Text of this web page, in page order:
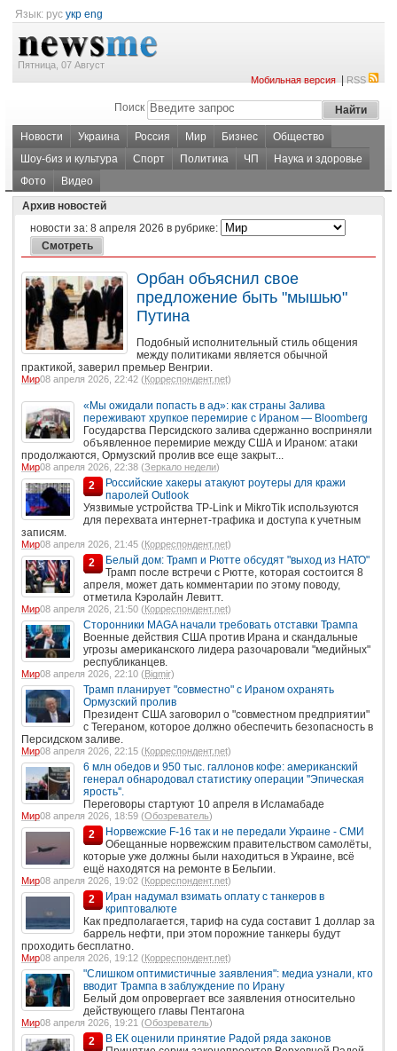
Язык: рус укр eng
Пятница, 07 Август
Мобильная версия|RSS
Поиск
Новости Украина Россия Мир Бизнес
Общество
Шоу-биз и культура
Спорт Политика ЧП
Наука и здоровье
Фото
Видео
Архив новостей
новости за: 8 апреля 2026 в рубрике:
Орбан объяснил свое
предложение быть "мышью"
Путина
Подобный исполнительный стиль общения
между политиками является обычной
практикой, заверил премьер Венгрии.
Мир08 апреля 2026, 22:42 (Корреспондент.net)
«Мы ожидали попасть в ад»: как страны Залива
переживают хрупкое перемирие с Ираном — Bloomberg
Государства Персидского залива сдержанно восприняли
объявленное перемирие между США и Ираном: атаки
продолжаются, Ормузский пролив все еще закрыт...
Мир08 апреля 2026, 22:38 (Зеркало недели)
2
Российские хакеры атакуют роутеры для кражи
паролей Outlook
Уязвимые устройства TP-Link и MikroTik используются
для перехвата интернет-трафика и доступа к учетным
записям.
Мир08 апреля 2026, 21:45 (Корреспондент.net)
2
Белый дом: Трамп и Рютте обсудят "выход из НАТО"
Трамп после встречи с Рютте, которая состоится 8
апреля, может дать комментарии по этому поводу,
отметила Кэролайн Левитт.
Мир08 апреля 2026, 21:50 (Корреспондент.net)
Сторонники MAGA начали требовать отставки Трампа
Военные действия США против Ирана и скандальные
угрозы американского лидера разочаровали "медийных"
республиканцев.
Мир08 апреля 2026, 22:10 (Bigmir)
Трамп планирует "совместно" с Ираном охранять
Ормузский пролив
Президент США заговорил о "совместном предприятии"
с Тегераном, которое должно обеспечить безопасность в
Персидском заливе.
Мир08 апреля 2026, 22:15 (Корреспондент.net)
6 млн обедов и 950 тыс. галлонов кофе: американский
генерал обнародовал статистику операции ''Эпическая
ярость''.
Переговоры стартуют 10 апреля в Исламабаде
Мир08 апреля 2026, 18:59 (Обозреватель)
2
Норвежские F-16 так и не передали Украине - СМИ
Обещанные норвежским правительством самолёты,
которые уже должны были находиться в Украине, всё
ещё находятся на ремонте в Бельгии.
Мир08 апреля 2026, 19:02 (Корреспондент.net)
2
Иран надумал взимать оплату с танкеров в
криптовалюте
Как предполагается, тариф на суда составит 1 доллар за
баррель нефти, при этом порожние танкеры будут
проходить бесплатно.
Мир08 апреля 2026, 19:12 (Корреспондент.net)
"Слишком оптимистичные заявления": медиа узнали, кто
вводит Трампа в заблуждение по Ирану
Белый дом опровергает все заявления относительно
действующего главы Пентагона
Мир08 апреля 2026, 19:21 (Обозреватель)
2
В ЕК оценили принятие Радой ряда законов